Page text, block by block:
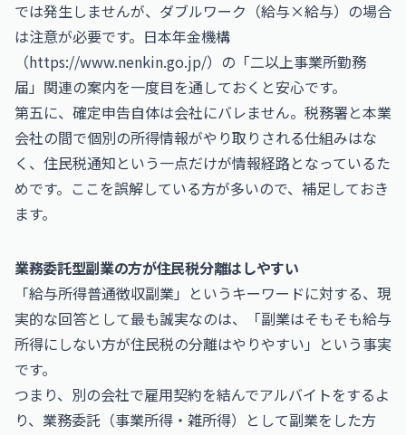
では発生しませんが、ダブルワーク（給与×給与）の場合
は注意が必要です。日本年金機構
（https://www.nenkin.go.jp/）の「二以上事業所勤務
届」関連の案内を一度目を通しておくと安心です。
第五に、確定申告自体は会社にバレません。税務署と本業
会社の間で個別の所得情報がやり取りされる仕組みはな
く、住民税通知という一点だけが情報経路となっているた
めです。ここを誤解している方が多いので、補足しておき
ます。
業務委託型副業の方が住民税分離はしやすい
「給与所得普通徴収副業」というキーワードに対する、現
実的な回答として最も誠実なのは、「副業はそもそも給与
所得にしない方が住民税の分離はやりやすい」という事実
です。
つまり、別の会社で雇用契約を結んでアルバイトをするよ
り、業務委託（事業所得・雑所得）として副業をした方